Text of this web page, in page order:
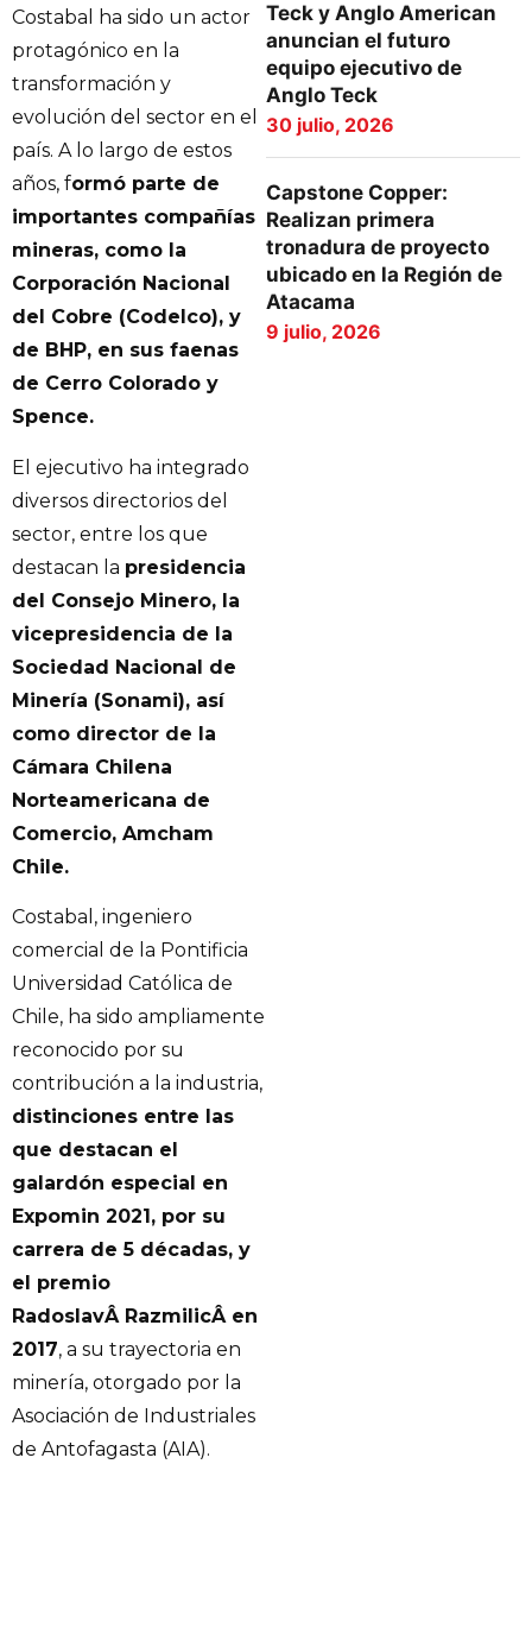
Costabal ha sido un actor
protagónico en la
transformación y
evolución del sector en el
país. A lo largo de estos
años, formó parte de
importantes compañías
mineras, como la
Corporación Nacional
del Cobre (Codelco), y
de BHP, en sus faenas
de Cerro Colorado y
Spence.
El ejecutivo ha integrado
diversos directorios del
sector, entre los que
destacan la presidencia
del Consejo Minero, la
vicepresidencia de la
Sociedad Nacional de
Minería (Sonami), así
como director de la
Cámara Chilena
Norteamericana de
Comercio, Amcham
Chile.
Costabal, ingeniero
comercial de la Pontificia
Universidad Católica de
Chile, ha sido ampliamente
reconocido por su
contribución a la industria,
distinciones entre las
que destacan el
galardón especial en
Expomin 2021, por su
carrera de 5 décadas, y
el premio
RadoslavÂ RazmilicÂ en
2017, a su trayectoria en
minería, otorgado por la
Asociación de Industriales
de Antofagasta (AIA).
Teck y Anglo American
anuncian el futuro
equipo ejecutivo de
Anglo Teck
30 julio, 2026
Capstone Copper:
Realizan primera
tronadura de proyecto
ubicado en la Región de
Atacama
9 julio, 2026